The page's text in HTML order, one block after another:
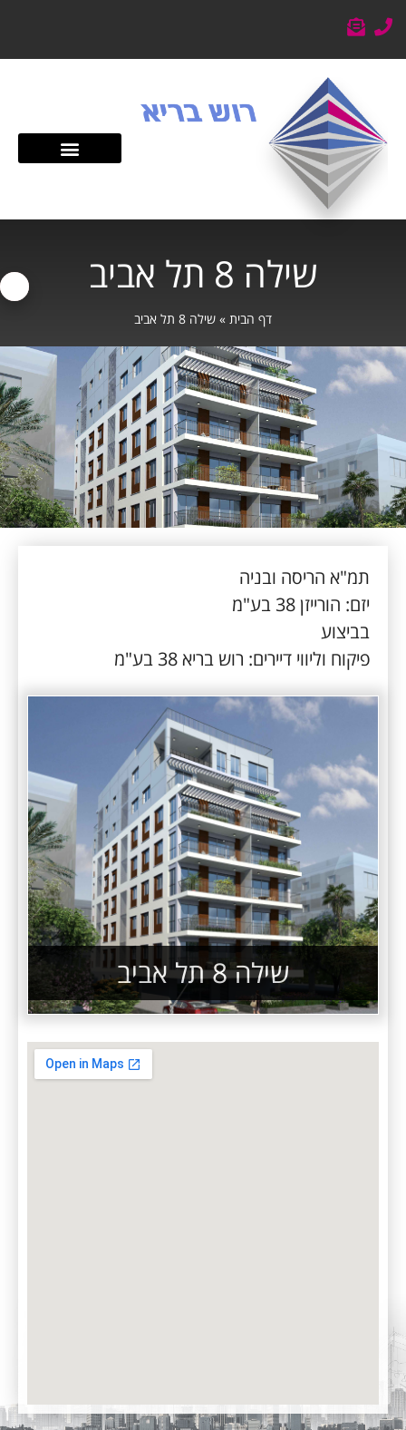
שילה 8 תל אביב
דף הבית » שילה 8 תל אביב
תמ"א הריסה ובניה
יזם: הורייזן 38 בע"מ
בביצוע
פיקוח וליווי דיירים: רוש בריא 38 בע"מ
שילה 8 תל אביב